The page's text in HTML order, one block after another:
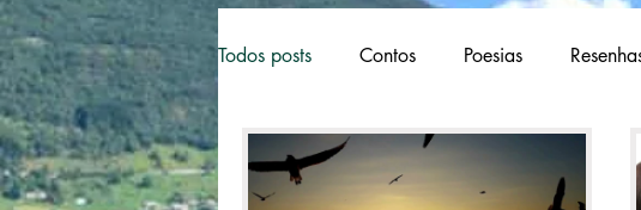
Todos posts Contos Poesias